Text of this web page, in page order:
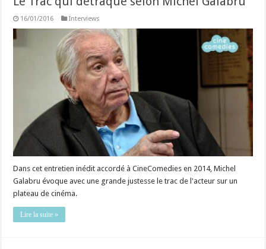
16/01/2016 Interviews
Dans cet entretien inédit accordé à CineComedies en 2014, Michel
Galabru évoque avec une grande justesse le trac de l'acteur sur un
plateau de cinéma.
Lire la suite »